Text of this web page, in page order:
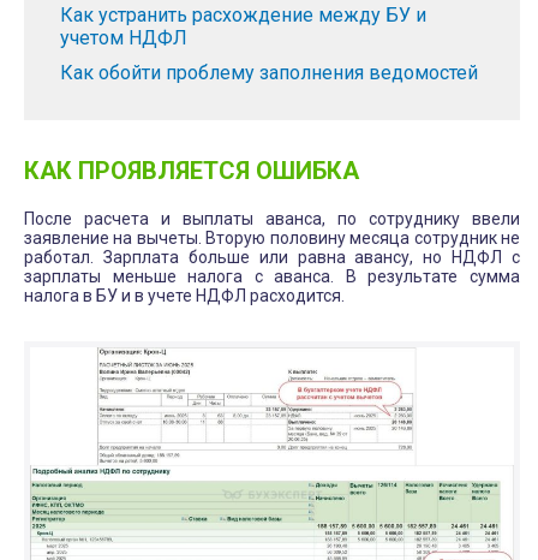
с
и
Как устранить расхождение между БУ и
учетом НДФЛ
Как обойти проблему заполнения ведомостей
КАК ПРОЯВЛЯЕТСЯ ОШИБКА
После расчета и выплаты аванса, по сотруднику ввели
заявление на вычеты. Вторую половину месяца сотрудник не
работал. Зарплата больше или равна авансу, но НДФЛ с
зарплаты меньше налога с аванса. В результате сумма
налога в БУ и в учете НДФЛ расходится.